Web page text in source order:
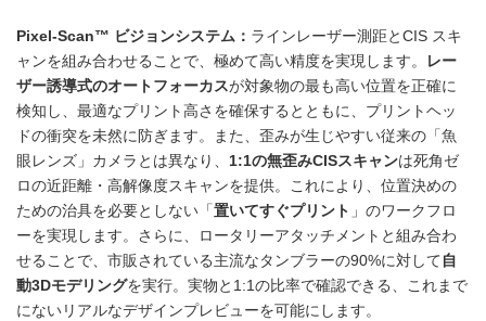
Pixel-Scan™ ビジョンシステム： ラインレーザー測距とCIS スキ
ャンを組み合わせることで、極めて高い精度を実現します。
レー
ザー誘導式のオートフォーカスが対象物の最も高い位置を正確に
検知し、最適なプリント高さを確保するとともに、プリントヘッ
ドの衝突を未然に防ぎます。また、歪みが生じやすい従来の「魚
眼レンズ」カメラとは異なり、 1:1の無歪みCISスキャンは死角ゼ
ロの近距離・高解像度スキャンを提供。これにより、位置決めの
ための治具を必要としない「 置いてすぐプリント 」のワークフロ
ーを実現します。さらに、ロータリーアタッチメントと組み合わ
せることで、市販されている主流なタンブラーの90%に対して 自
動3Dモデリングを実行。実物と1:1の比率で確認できる、これまで
にないリアルなデザインプレビューを可能にします。